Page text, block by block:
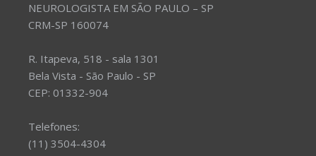
NEUROLOGISTA EM SÃO PAULO – SP
CRM-SP 160074
R. Itapeva, 518 - sala 1301
Bela Vista - São Paulo - SP
CEP: 01332-904
Telefones:
(11) 3504-4304